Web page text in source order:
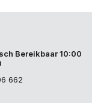
Bereikbaar 10:00
662